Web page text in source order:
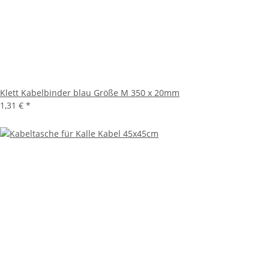
Klett Kabelbinder blau Größe M 350 x 20mm
1,31 € *